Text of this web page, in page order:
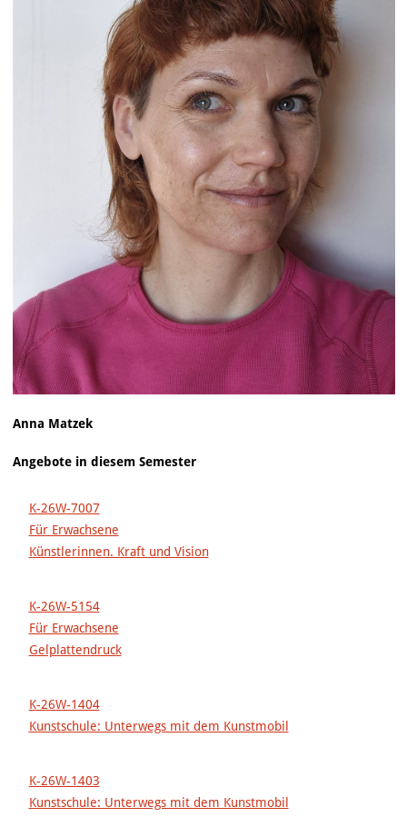
Anna Matzek
Angebote in diesem Semester
K-26W-7007
Für Erwachsene
Künstlerinnen. Kraft und Vision
K-26W-5154
Für Erwachsene
Gelplattendruck
K-26W-1404
Kunstschule: Unterwegs mit dem Kunstmobil
K-26W-1403
Kunstschule: Unterwegs mit dem Kunstmobil